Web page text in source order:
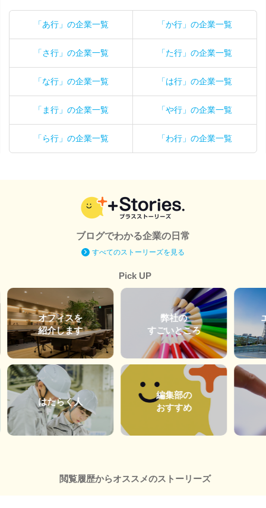
「あ行」の企業一覧 「か行」の企業一覧
「さ行」の企業一覧 「た行」の企業一覧
「な行」の企業一覧 「は行」の企業一覧
「ま行」の企業一覧 「や行」の企業一覧
「ら行」の企業一覧 「わ行」の企業一覧
ブログでわかる企業の日常
すべてのストーリーズを見る
Pick UP
オフィスを
紹介します
はたらく人
弊社の
すごいところ
編集部の
おすすめ
閲覧履歴からオススメのストーリーズ